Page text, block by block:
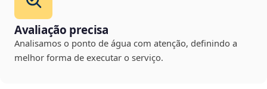
Avaliação precisa
Analisamos o ponto de água com atenção, definindo a
melhor forma de executar o serviço.